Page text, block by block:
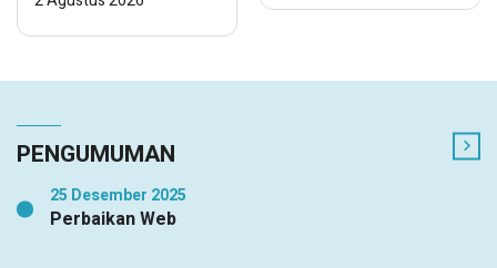
PENGUMUMAN
25 Desember 2025
Perbaikan Web